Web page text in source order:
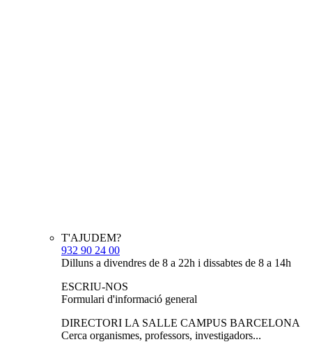
T'AJUDEM?
932 90 24 00
Dilluns a divendres de 8 a 22h i dissabtes de 8 a 14h
ESCRIU-NOS
Formulari d'informació general
DIRECTORI LA SALLE CAMPUS BARCELONA
Cerca organismes, professors, investigadors...